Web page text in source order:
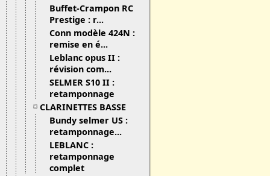
Buffet-Crampon RC
Prestige : r...
Conn modèle 424N :
remise en é...
Leblanc opus II :
révision com...
SELMER S10 II :
retamponnage
CLARINETTES BASSE
Bundy selmer US :
retamponnage...
LEBLANC :
retamponnage
complet